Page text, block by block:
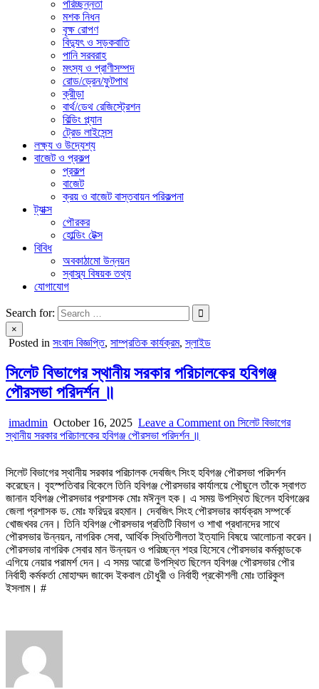
পরিচ্ছন্নতা
মশক নিধন
বৃক্ষ রোপণ
বিদ্যুৎ ও সড়কবাতি
পানি সরবরাহ
মৎস্য ও প্রাণীসম্পদ
রোড/ড্রেন/ফুটপাথ
ক্রীড়া
বার্থ/ডেথ রেজিস্ট্রেশন
বিল্ডিং প্ল্যান
ট্রেড লাইসেন্স
লক্ষ্য ও উদ্যেশ্য
বাজেট ও প্রকল্প
প্রকল্প
বাজেট
ক্রয় ও বাজেট বাস্তবায়ন পরিকল্পনা
ট্যাক্স
পৌরকর
হোল্ডিং টেক্স
বিবিধ
অবকাঠামো উন্নয়ন
স্বাস্ব্য বিষয়ক তথ্য
যোগাযোগ
Search for:
×
Posted in সংবাদ বিজ্ঞপ্তি, সাম্প্রতিক কার্যক্রম,স্লাইড
সিলেট বিভাগের স্থানীয় সরকার পরিচালকের হবিগঞ্জ
পৌরসভা পরিদর্শন ॥
imadmin October 16, 2025 Leave a Comment on সিলেট বিভাগের
স্থানীয় সরকার পরিচালকের হবিগঞ্জ পৌরসভা পরিদর্শন ॥
সিলেট বিভাগের স্থানীয় সরকার পরিচালক দেবজিৎ সিংহ হবিগঞ্জ পৌরসভা পরিদর্শন
করেছেন। বৃহস্পতিবার বিকেলে তিনি হবিগঞ্জ পৌরসভার কার্যালয়ে পৌছুলে তাঁকে স্বাগত
জানান হবিগঞ্জ পৌরসভার প্রশাসক মোঃ মঈনুল হক। এ সময় উপস্থিত ছিলেন হবিগঞ্জের
জেলা প্রশাসক ড. মোঃ ফরিদুর রহমান। দেবজিৎ সিংহ পৌরসভার কার্যক্রম সম্পর্কে
খোজখবর নেন। তিনি হবিগঞ্জ পৌরসভার প্রতিটি বিভাগ ও শাখা প্রধানদের সাথে
পৌরসভার উন্নয়ন, নাগরিক সেবা, আর্থিক স্থিতিশীলতা ইত্যাদি বিষয়ে আলোচনা করেন।
পৌরসভার নাগরিক সেবার মান উন্নয়ন ও পরিচ্ছন্ন শহর হিসেবে পৌরসভার কর্মকান্ডকে
এগিয়ে নেয়ার পরামর্শ দেন। এ সময় আরো উপস্থিত ছিলেন হবিগঞ্জ পৌরসভার পৌর
নির্বাহী কর্মকর্তা মোহাম্মদ জাবেদ ইকবাল চৌধুরী ও নির্বাহী প্রকৌশলী মোঃ তারিকুল
ইসলাম। #